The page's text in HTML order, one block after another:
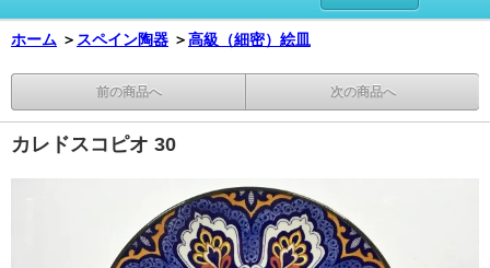
ホーム ＞ スペイン陶器 ＞高級（細密）絵皿
前の商品へ 次の商品へ
カレドスコピオ 30